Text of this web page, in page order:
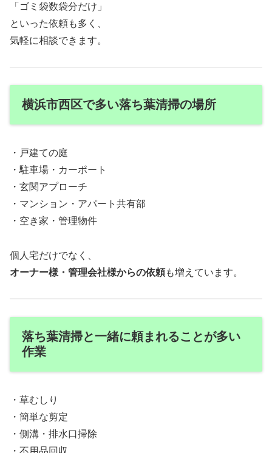
「ゴミ袋数袋分だけ」
といった依頼も多く、
気軽に相談できます。
横浜市西区で多い落ち葉清掃の場所
・戸建ての庭
・駐車場・カーポート
・玄関アプローチ
・マンション・アパート共有部
・空き家・管理物件
個人宅だけでなく、
オーナー様・管理会社様からの依頼も増えています。
落ち葉清掃と一緒に頼まれることが多い
作業
・草むしり
・簡単な剪定
・側溝・排水口掃除
・不用品回収